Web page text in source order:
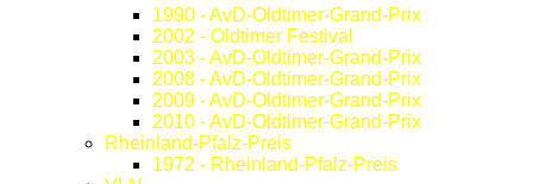
1990 - AvD-Oldtimer-Grand-Prix
2002 - Oldtimer Festival
2003 - AvD-Oldtimer-Grand-Prix
2008 - AvD-Oldtimer-Grand-Prix
2009 - AvD-Oldtimer-Grand-Prix
2010 - AvD-Oldtimer-Grand-Prix
Rheinland-Pfalz-Preis
1972 - Rheinland-Pfalz-Preis